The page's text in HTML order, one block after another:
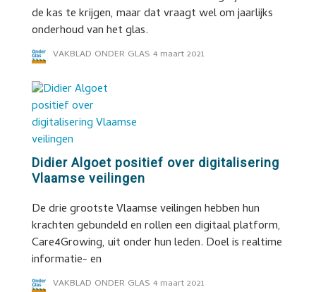
de kas te krijgen, maar dat vraagt wel om jaarlijks
onderhoud van het glas.
VAKBLAD ONDER GLAS 4 maart 2021
Didier Algoet positief over digitalisering
Vlaamse veilingen
De drie grootste Vlaamse veilingen hebben hun
krachten gebundeld en rollen een digitaal platform,
Care4Growing, uit onder hun leden. Doel is realtime
informatie- en
VAKBLAD ONDER GLAS 4 maart 2021